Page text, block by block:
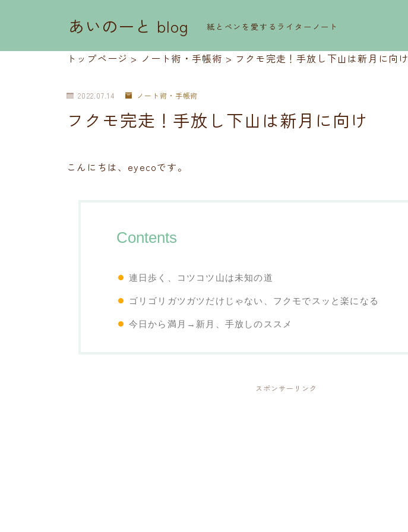
あいのーと blog 紙とペンを愛するライターノート
トップページ > ノート術・手帳術 > フクモ完走！手放し下山は新月に向け
2022.07.14 ノート術・手帳術
フクモ完走！手放し下山は新月に向け
こんにちは、eyecoです。
Contents
連日歩く、コツコツ山は未知の道
ゴリゴリガツガツだけじゃない、フクモでスッと楽になる
今日から満月→新月、手放しのススメ
スポンサーリンク